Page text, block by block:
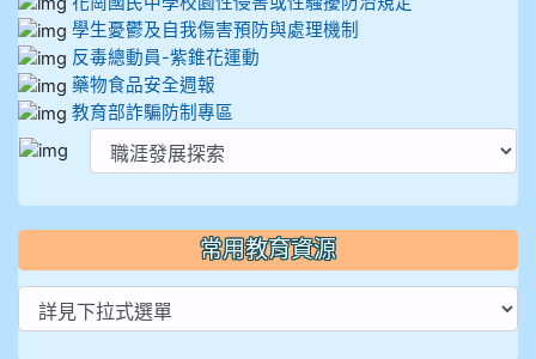
學生憂鬱及自我傷害預防與處理機制
反毒總動員-紫錐花運動
藥物食品安全週報
教育部詐騙防制專區
常用教育資源